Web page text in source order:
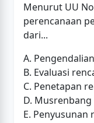
Menurut UU
perencanaan
dari...
A.
B. Evaluasi
C. Penetapan
D. Musrenbang
E. Penyusunan